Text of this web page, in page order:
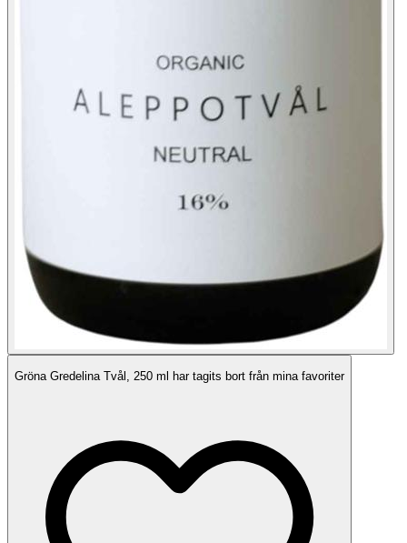
Gröna Gredelina Tvål, 250 ml har tagits bort från mina favoriter